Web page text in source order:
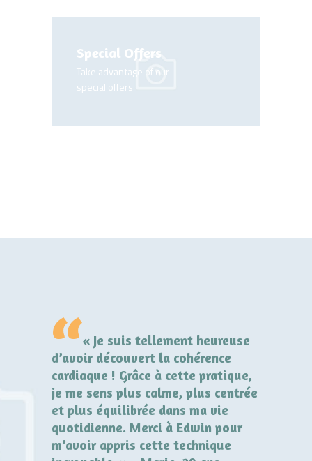
Special Offers
Take advantage of our
special offers
« Je suis tellement heureuse
d’avoir découvert la cohérence
cardiaque ! Grâce à cette pratique,
je me sens plus calme, plus centrée
et plus équilibrée dans ma vie
quotidienne. Merci à Edwin pour
m’avoir appris cette technique